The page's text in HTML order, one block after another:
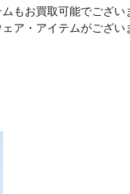
もお買取可能でござい
ア・アイテムがござい